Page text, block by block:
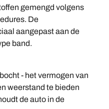
gemengd volgens
De
aangepast aan de
band.
- het vermogen van
weerstand te bieden
de auto in de